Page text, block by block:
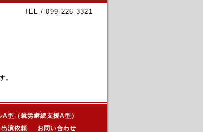
TEL / 099-226-3321
。
A型（就労継続支援A型）
演依頼
お問い合わせ